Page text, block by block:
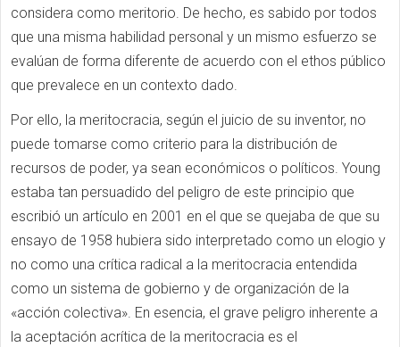
considera como meritorio. De hecho, es sabido por todos
que una misma habilidad personal y un mismo esfuerzo se
evalúan de forma diferente de acuerdo con el ethos público
que prevalece en un contexto dado.
Por ello, la meritocracia, según el juicio de su inventor, no
puede tomarse como criterio para la distribución de
recursos de poder, ya sean económicos o políticos. Young
estaba tan persuadido del peligro de este principio que
escribió un artículo en 2001 en el que se quejaba de que su
ensayo de 1958 hubiera sido interpretado como un elogio y
no como una crítica radical a la meritocracia entendida
como un sistema de gobierno y de organización de la
«acción colectiva». En esencia, el grave peligro inherente a
la aceptación acrítica de la meritocracia es el